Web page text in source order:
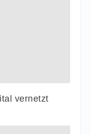
vernetzt